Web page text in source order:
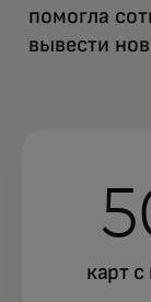
помогла
вывести
карт